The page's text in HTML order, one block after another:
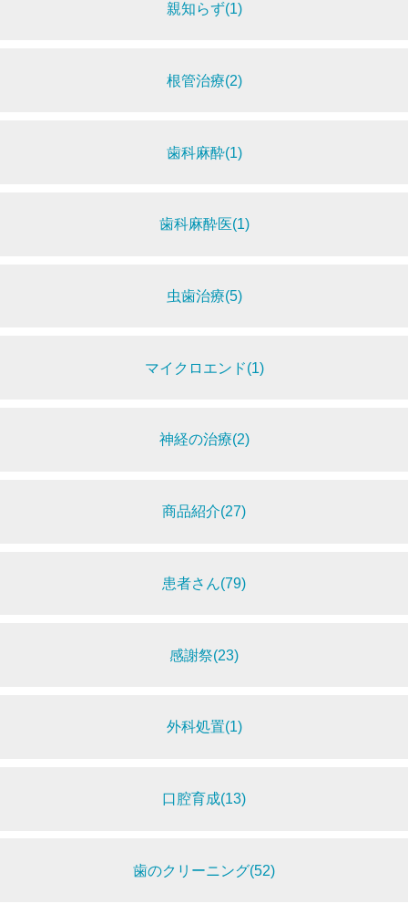
親知らず(1)
根管治療(2)
歯科麻酔(1)
歯科麻酔医(1)
虫歯治療(5)
マイクロエンド(1)
神経の治療(2)
商品紹介(27)
患者さん(79)
感謝祭(23)
外科処置(1)
口腔育成(13)
歯のクリーニング(52)